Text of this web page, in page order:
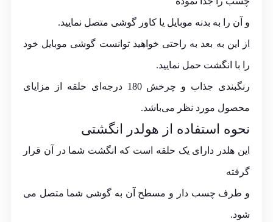
و آن را به بدنه موبایل یا کاور گوشی متصل نمایید.
از این به بعد به راحتی خواهید توانست گوشی موبایل خود
را با انگشت حمل نمایید.
رنگبندی جذاب و چرخش 180 درجه‌ای حلقه از مزایای
محصول مورد نظر می‌باشد.
نحوه استفاده از هولدر انگشتی
این هلدر دارای یک حلقه است که انگشت شما در آن قرار
گرفته
و طرف چسب دار و مسطح آن به گوشی شما متصل می
شود.